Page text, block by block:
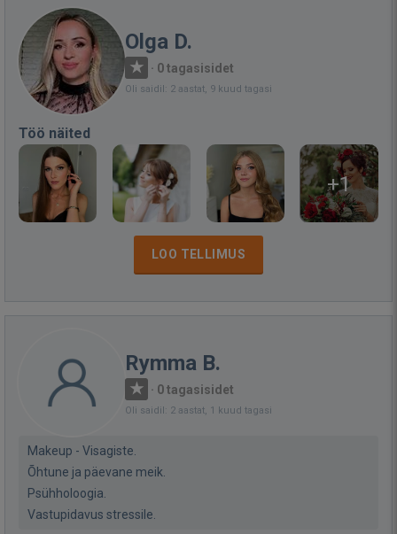
Olga D.
· 0 tagasisidet
Oli saidil: 2 aastat, 9 kuud tagasi
Töö näited
+1
LOO TELLIMUS
Rymma B.
· 0 tagasisidet
Oli saidil: 2 aastat, 1 kuud tagasi
Makeup - Visagiste.
Õhtune ja päevane meik.
Psühholoogia.
Vastupidavus stressile.